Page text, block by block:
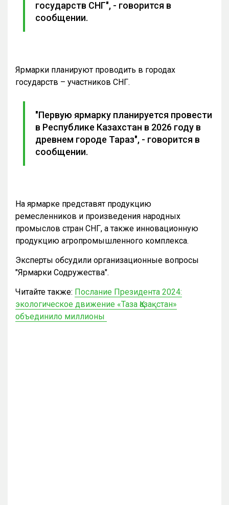
государств СНГ", - говорится в
сообщении.
Ярмарки планируют проводить в городах
государств – участников СНГ.
"Первую ярмарку планируется провести
в Республике Казахстан в 2026 году в
древнем городе Тараз", - говорится в
сообщении.
На ярмарке представят продукцию
ремесленников и произведения народных
промыслов стран СНГ, а также инновационную
продукцию агропромышленного комплекса.
Эксперты обсудили организационные вопросы
"Ярмарки Содружества".
Читайте также: Послание Президента 2024:
экологическое движение «Таза Қазақстан»
объединило миллионы